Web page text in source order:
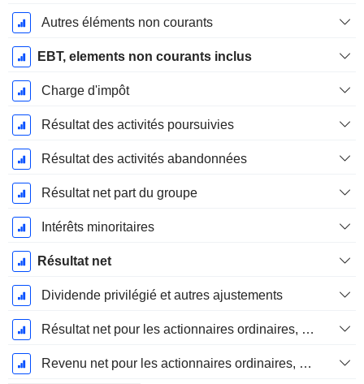
Autres éléments non courants
EBT, elements non courants inclus
Charge d'impôt
Résultat des activités poursuivies
Résultat des activités abandonnées
Résultat net part du groupe
Intérêts minoritaires
Résultat net
Dividende privilégié et autres ajustements
Résultat net pour les actionnaires ordinaires, éléments exceptionnels inclus.
Revenu net pour les actionnaires ordinaires, hors éléments exceptionnelsRésultat net pour les actionnaires ordinaires, éléments exceptionnels exclus.